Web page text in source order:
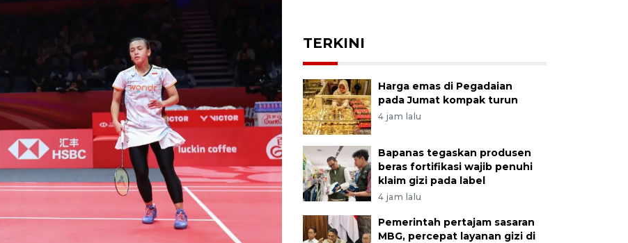
TERKINI
Harga emas di Pegadaian
pada Jumat kompak turun
4 jam lalu
Bapanas tegaskan produsen
beras fortifikasi wajib penuhi
klaim gizi pada label
4 jam lalu
Pemerintah pertajam sasaran
MBG, percepat layanan gizi di